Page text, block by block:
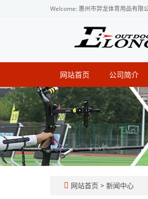
Welcome: 惠州市羿龙体育用品有限
网站首页 公司简介
网站首页 > 新闻中心